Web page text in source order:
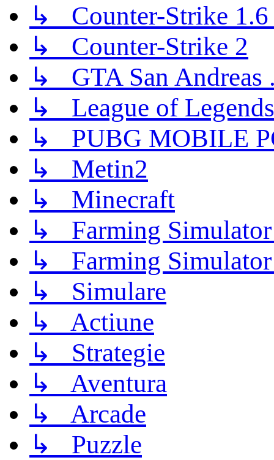
↳ Counter-Strike 1.6
↳ Counter-Strike 2
↳ GTA San Andreas
↳ League of Legends
↳ PUBG MOBILE
↳ Metin2
↳ Minecraft
↳ Farming
↳ Farming
↳ Simulare
↳ Actiune
↳ Strategie
↳ Aventura
↳ Arcade
↳ Puzzle